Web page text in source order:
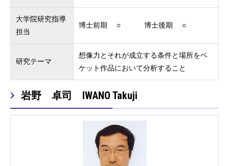
大学院研究指導
担当
博士前期 ○ 博士後期 ○
研究テーマ
想像力とそれが成立する条件と場所をベ
ケット作品において分析すること
岩野 卓司 IWANO Takuji